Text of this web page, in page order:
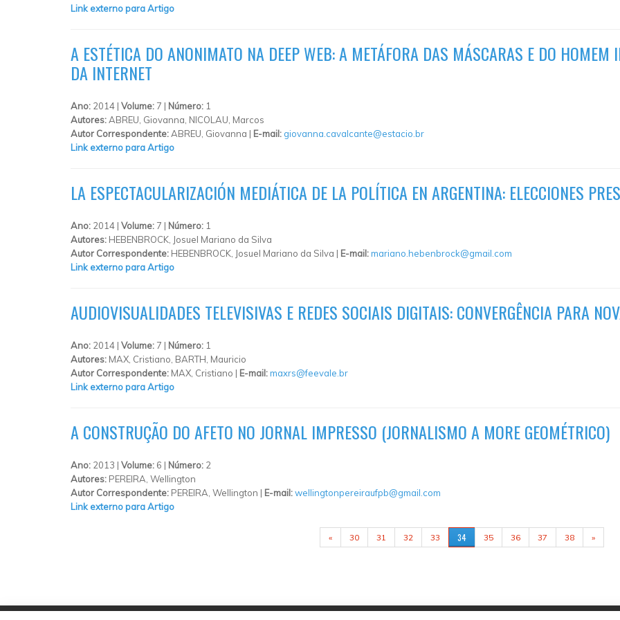
Link externo para Artigo
A ESTÉTICA DO ANONIMATO NA DEEP WEB: A METÁFORA DAS MÁSCARAS E DO
DA INTERNET
Ano: 2014 | Volume: 7 | Número: 1
Autores:ABREU, Giovanna, NICOLAU, Marcos
Autor Correspondente:ABREU, Giovanna | E-mail: giovanna.cavalcante@estacio.br
Link externo para Artigo
LA ESPECTACULARIZACIÓN MEDIÁTICA DE LA POLÍTICA EN ARGENTINA: ELECCIONES
Ano: 2014 | Volume: 7 | Número: 1
Autores: HEBENBROCK, Josuel Mariano da Silva
Autor Correspondente: HEBENBROCK, Josuel Mariano da Silva | E-mail:mariano.hebenbrock@gmail.com
Link externo para Artigo
AUDIOVISUALIDADES TELEVISIVAS E REDES SOCIAIS DIGITAIS: CONVERGÊNCIA PARA
Ano: 2014 | Volume: 7 | Número: 1
Autores: MAX, Cristiano, BARTH, Mauricio
Autor Correspondente: MAX, Cristiano | E-mail:maxrs@feevale.br
Link externo para Artigo
A CONSTRUÇÃO DO AFETO NO JORNAL IMPRESSO (JORNALISMO A MORE GEOMÉTRICO)
Ano: 2013 | Volume: 6 | Número: 2
Autores: PEREIRA, Wellington
Autor Correspondente: PEREIRA, Wellington | E-mail:wellingtonpereiraufpb@gmail.com
Link externo para Artigo
« 30 31 32 33 34 35 36 37 38 »